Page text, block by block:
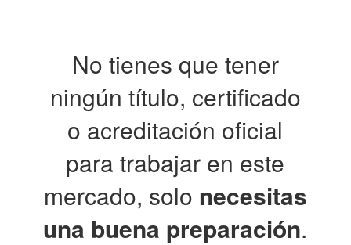
No tienes que tener
ningún título, certificado
o acreditación oficial
para trabajar en este
mercado, solo necesitas
una buena preparación.